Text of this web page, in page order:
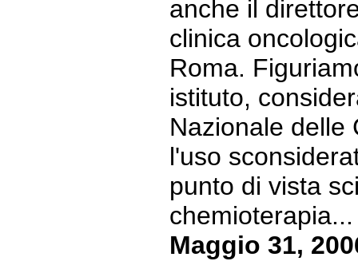
anche il
clinica
Roma.
istituto,
Nazionale delle
l'uso
punto di vista
Maggio 31,